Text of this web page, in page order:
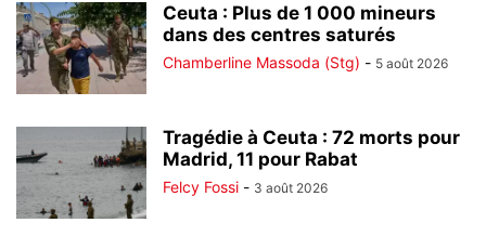
Ceuta : Plus de 1 000 mineurs
dans des centres saturés
Chamberline Massoda (Stg) - 5 août 2026
Tragédie à Ceuta : 72 morts pour
Madrid, 11 pour Rabat
Felcy Fossi - 3 août 2026